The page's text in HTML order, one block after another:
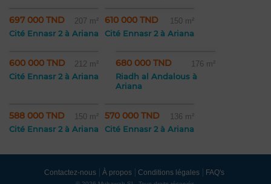
697 000 TND 207 m²
Cité Ennasr 2 à Ariana
610 000 TND 150 m²
Cité Ennasr 2 à Ariana
600 000 TND 212 m²
Cité Ennasr 2 à Ariana
680 000 TND 176 m²
Riadh al Andalous à
Ariana
588 000 TND 150 m²
Cité Ennasr 2 à Ariana
570 000 TND 136 m²
Cité Ennasr 2 à Ariana
Contactez-nous À propos Conditions légales FAQ's